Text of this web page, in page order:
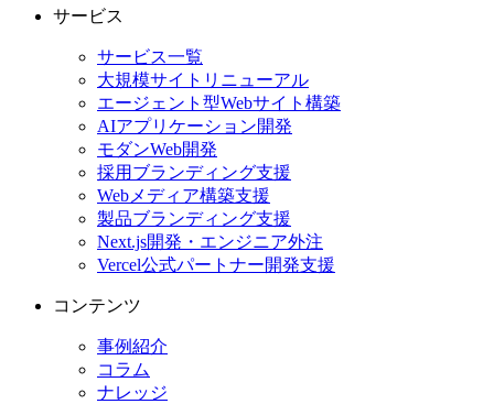
サービス
サービス一覧
大規模サイトリニューアル
エージェント型Webサイト構築
AIアプリケーション開発
モダンWeb開発
採用ブランディング支援
Webメディア構築支援
製品ブランディング支援
Next.js開発・エンジニア外注
Vercel公式パートナー開発支援
コンテンツ
事例紹介
コラム
ナレッジ